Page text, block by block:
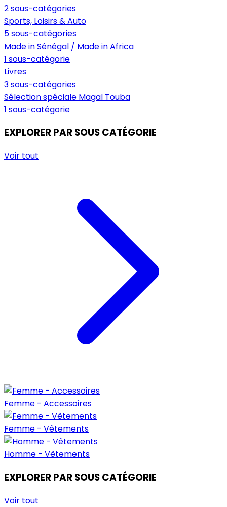
2 sous-catégories
Sports, Loisirs & Auto
5 sous-catégories
Made in Sénégal / Made in Africa
1 sous-catégorie
Livres
3 sous-catégories
Sélection spéciale Magal Touba
1 sous-catégorie
EXPLORER PAR SOUS CATÉGORIE
Voir tout
Femme - Accessoires
Femme - Vêtements
Homme - Vêtements
EXPLORER PAR SOUS CATÉGORIE
Voir tout